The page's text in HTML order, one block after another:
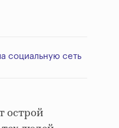
социальную сеть
острой